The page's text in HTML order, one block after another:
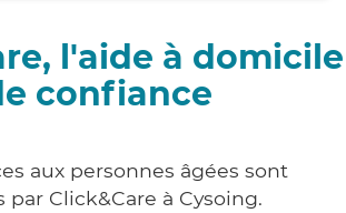
l'aide à domicile
confiance
aux personnes âgées sont
par Click&Care à Cysoing.